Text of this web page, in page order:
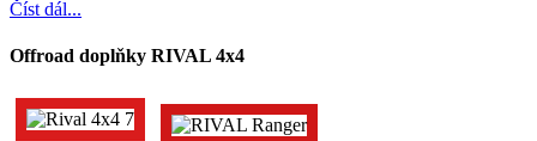
Číst dál...
Offroad doplňky RIVAL 4x4